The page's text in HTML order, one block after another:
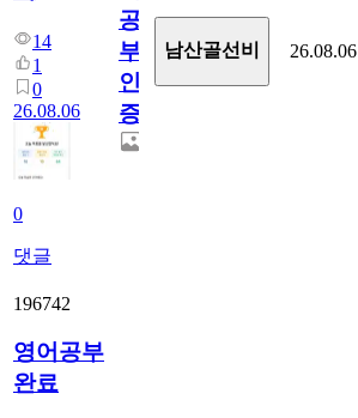
14
1
0
26.08.06
0
댓글
공
부
인
증
남산골선비 26.08.06
196742
영어공부
완료